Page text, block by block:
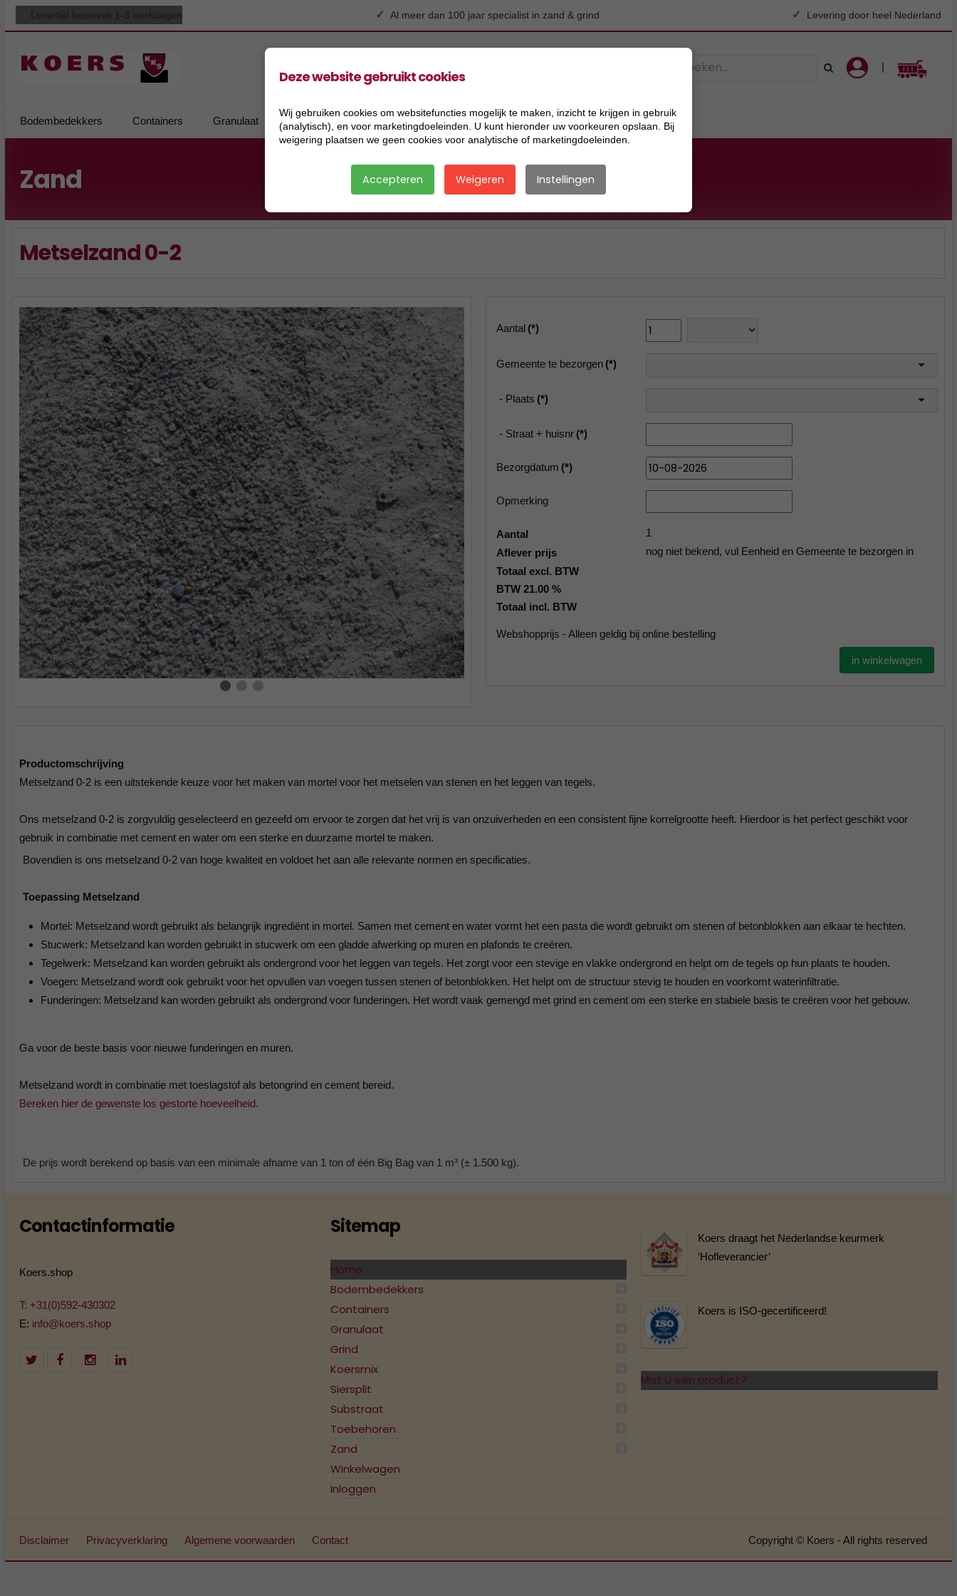
Levertijd bouwvak 1-3 werkdagen ✓ Al meer dan 100 jaar specialist in zand & grind ✓ Levering door heel Nederland
|
Bodembedekkers Containers Granulaat Grind Siersplit Substraat Toebehoren Zand
Zand
Metselzand 0-2
Aantal (*)
Gemeente te bezorgen (*)
- Plaats (*)
- Straat + huisnr (*)
Bezorgdatum (*)
Opmerking
Aantal
1
Aflever prijs
nog niet bekend, vul Eenheid en Gemeente te bezorgen in
Totaal excl. BTW
BTW 21.00 %
Totaal incl. BTW
Webshopprijs - Alleen geldig bij online bestelling
in winkelwagen
Productomschrijving
Metselzand 0-2 is een uitstekende keuze voor het maken van mortel voor het metselen van stenen en het leggen van tegels.
Ons metselzand 0-2 is zorgvuldig geselecteerd en gezeefd om ervoor te zorgen dat het vrij is van onzuiverheden en een consistent fijne korrelgrootte heeft. Hierdoor is het perfect geschikt voor
gebruik in combinatie met cement en water om een sterke en duurzame mortel te maken.
Bovendien is ons metselzand 0-2 van hoge kwaliteit en voldoet het aan alle relevante normen en specificaties.
Toepassing Metselzand
Mortel: Metselzand wordt gebruikt als belangrijk ingrediënt in mortel. Samen met cement en water vormt het een pasta die wordt gebruikt om stenen of betonblokken aan elkaar te hechten.
Stucwerk: Metselzand kan worden gebruikt in stucwerk om een gladde afwerking op muren en plafonds te creëren.
Tegelwerk: Metselzand kan worden gebruikt als ondergrond voor het leggen van tegels. Het zorgt voor een stevige en vlakke ondergrond en helpt om de tegels op hun plaats te houden.
Voegen: Metselzand wordt ook gebruikt voor het opvullen van voegen tussen stenen of betonblokken. Het helpt om de structuur stevig te houden en voorkomt waterinfiltratie.
Funderingen: Metselzand kan worden gebruikt als ondergrond voor funderingen. Het wordt vaak gemengd met grind en cement om een sterke en stabiele basis te creëren voor het gebouw.
Ga voor de beste basis voor nieuwe funderingen en muren.
Metselzand wordt in combinatie met toeslagstof als betongrind en cement bereid.
Bereken hier de gewenste los gestorte hoeveelheid.
De prijs wordt berekend op basis van een minimale afname van 1 ton of één Big Bag van 1 m³ (± 1.500 kg).
Contactinformatie
Koers.shop
T: +31(0)592-430302
E: info@koers.shop
Sitemap
Home
Bodembedekkers
Containers
Granulaat
Grind
Koersmix
Siersplit
Substraat
Toebehoren
Zand
Winkelwagen
Inloggen
Koers draagt het Nederlandse keurmerk
‘Hofleverancier’
Koers is ISO-gecertificeerd!
Mist u een product?
Disclaimer Privacyverklaring Algemene voorwaarden Contact Copyright © Koers - All rights reserved
Deze website gebruikt cookies
Wij gebruiken cookies om websitefuncties mogelijk te maken, inzicht te krijgen in gebruik
(analytisch), en voor marketingdoeleinden. U kunt hieronder uw voorkeuren opslaan. Bij
weigering plaatsen we geen cookies voor analytische of marketingdoeleinden.
Accepteren Weigeren Instellingen